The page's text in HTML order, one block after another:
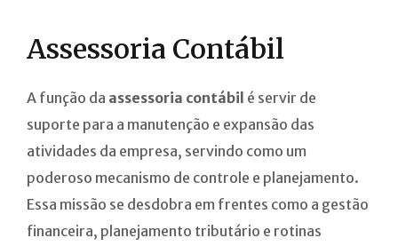
Assessoria Contábil
A função da assessoria contábil é servir de
suporte para a manutenção e expansão das
atividades da empresa, servindo como um
poderoso mecanismo de controle e planejamento.
Essa missão se desdobra em frentes como a gestão
financeira, planejamento tributário e rotinas